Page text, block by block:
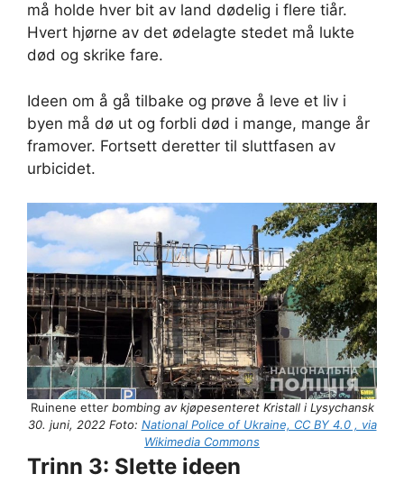
må holde hver bit av land dødelig i flere tiår.
Hvert hjørne av det ødelagte stedet må lukte
død og skrike fare.
Ideen om å gå tilbake og prøve å leve et liv i
byen må dø ut og forbli død i mange, mange år
framover. Fortsett deretter til sluttfasen av
urbicidet.
Ruinene etter bombing av kjøpesenteret Kristall i Lysychansk
30. juni, 2022 Foto: National Police of Ukraine, CC BY 4.0 , via
Wikimedia Commons
Trinn 3: Slette ideen